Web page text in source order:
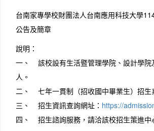
台南家專學校財團法人台南應用科技大學
公告及簡章
說明：
一、 該校設有生活暨管理學院、設計學院
人。
二、 七年一貫制（招收國中畢業生）招生
三、 招生資訊查詢網址： https://
四、 招生諮詢服務，請洽該校招生策進